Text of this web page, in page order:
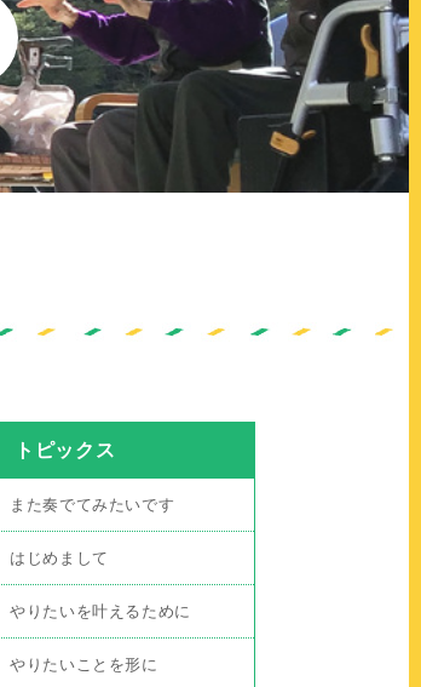
トピックス
また奏でてみたいです
はじめまして
やりたいを叶えるために
やりたいことを形に